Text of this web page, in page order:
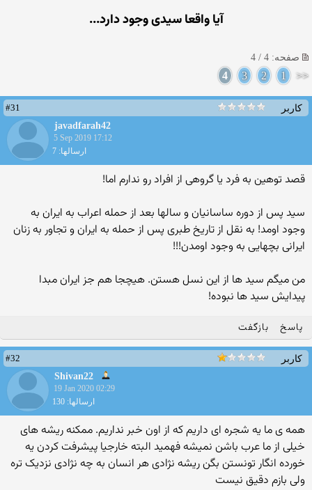
آیا واقعا سیدی وجود دارد...
صفحه: 4 / 4
<<
1
2
3
4
کاربر
#31
javadfarah42
5 Sep 2019 17:12
ارسالها: 7
قصد توهین به فرد یا گروهی از افراد رو ندارم اما!
سید پس از دوره ساسانیان و سالها بعد از حمله اعراب به ایران به
وجود اومد! به نقل از تاریخ طبری پس از حمله به ایران و تجاور به زنان
ایرانی بچهایی به وجود اومدن!!!
من میگم سید ها از این نسل هستن. هیچجا هم جز ایران مبدا
پیدایش سید ها نبوده!
پاسخ بازگفت
کاربر
#32
Shivan22
19 Jan 2020 02:29
ارسالها: 130
همه ی ما یه شجره ای داریم که از اون خبر نداریم. ممکنه ریشه های
خیلی از ما عرب باشن نمیشه فهمید البته خارجیا پیشرفت کردن یه
خورده انگار تونستن بگن ریشه نژادی هر انسان به چه نژادی نزدیک تره
ولی بازم دقیق نیست